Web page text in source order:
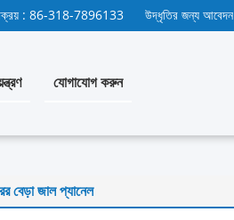
: 86-318-7896133 উদ্ধৃতির জন্য আবেদন
যোগাযোগ করুন
বেড়া জাল প্যানেল